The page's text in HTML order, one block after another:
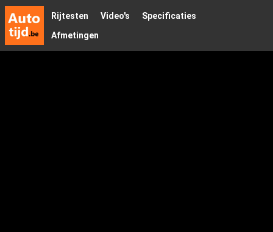
Rijtesten Video's
Specificaties
Afmetingen